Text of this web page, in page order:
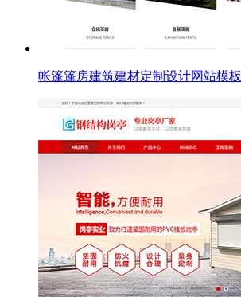
帐篷篷房建筑建材定制设计网站模板